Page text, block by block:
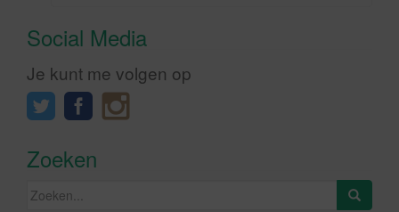
Social Media
Je kunt me volgen op
Zoeken
Zoeken